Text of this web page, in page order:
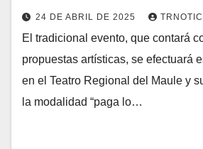
24 DE ABRIL DE 2025
El tradicional evento, que contará
propuestas artísticas, se efectuará
en el Teatro Regional del Maule y
la modalidad “paga lo…